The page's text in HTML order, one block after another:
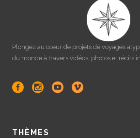
Plongez au cœur de projets de voyages
du monde à travers vidéos, photos et récits
THÈMES